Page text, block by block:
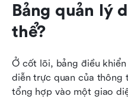
Bảng quản lý
thể?
Ở cốt lõi, bảng điều
diễn trực quan của thông
tổng hợp vào một giao